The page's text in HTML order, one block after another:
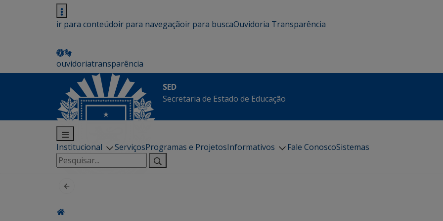
ir para conteúdoir para navegaçãoir para buscaOuvidoria Transparência
ouvidoriatransparência
SED
Secretaria de Estado de Educação
Institucional ServiçosProgramas e ProjetosInformativos Fale ConoscoSistemas
Pesquisar
por: